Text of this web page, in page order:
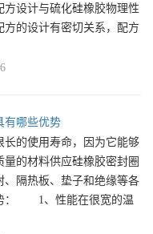
设计与硫化硅橡胶物理性
的设计有密切关系，配方
有哪些优势
的使用寿命，因为它能够
的材料供应硅橡胶密封圈
隔热板、垫子和绝缘等各
： 1、性能在很宽的温